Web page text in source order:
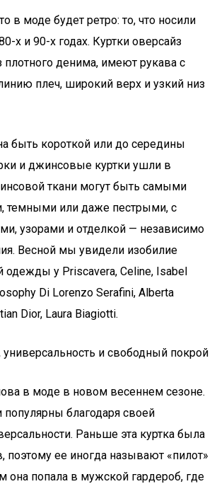
в моде будет ретро: то, что носили
х и 90-х годах. Куртки оверсайз
плотного денима, имеют рукава с
плеч, широкий верх и узкий низ
быть короткой или до середины
и джинсовые куртки ушли в
ткани могут быть самыми
темными или даже пестрыми, с
узорами и отделкой — независимо
Весной мы увидели изобилие
одежды у Priscavera, Celine, Isabel
Di Lorenzo Serafini, Alberta
Dior, Laura Biagiotti.
и свободный покрой
в моде в новом весеннем сезоне.
популярны благодаря своей
Раньше эта куртка была
поэтому ее иногда называют «пилот»
она попала в мужской гардероб, где